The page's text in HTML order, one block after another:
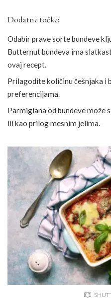
Dodatne točke:
Odabir prave sorte bundeve
Butternut bundeva ima
ovaj recept.
Prilagodite količinu češnjaka i
preferencijama.
Parmigiana od bundeve može
ili kao prilog mesnim jelima.